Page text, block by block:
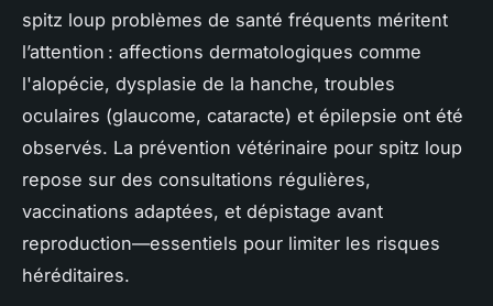
spitz loup problèmes de santé fréquents méritent
l’attention : affections dermatologiques comme
l'alopécie, dysplasie de la hanche, troubles
oculaires (glaucome, cataracte) et épilepsie ont été
observés. La prévention vétérinaire pour spitz loup
repose sur des consultations régulières,
vaccinations adaptées, et dépistage avant
reproduction—essentiels pour limiter les risques
héréditaires.